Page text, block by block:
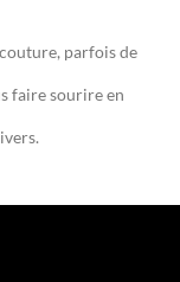
parfois de
faire sourire en